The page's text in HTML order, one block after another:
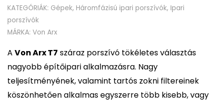
KATEGÓRIÁK: Gépek, Háromfázisú ipari porszívók, Ipari
porszívók
MÁRKA: Von Arx
A Von Arx T7 száraz porszívó tökéletes választás
nagyobb építőipari alkalmazásra. Nagy
teljesítményének, valamint tartós zokni filtereinek
köszönhetően alkalmas egyszerre több kisebb, vagy